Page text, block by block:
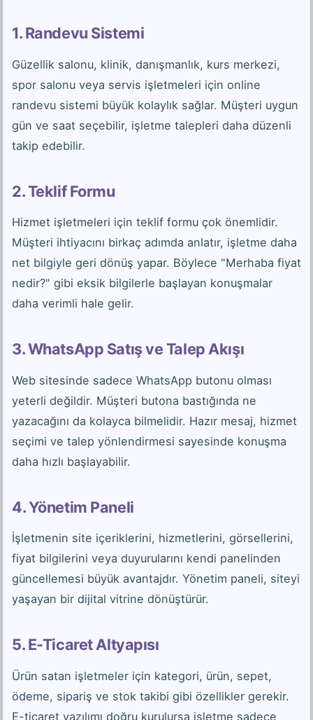
1. Randevu Sistemi
Güzellik salonu, klinik, danışmanlık, kurs merkezi,
spor salonu veya servis işletmeleri için online
randevu sistemi büyük kolaylık sağlar. Müşteri uygun
gün ve saat seçebilir, işletme talepleri daha düzenli
takip edebilir.
2. Teklif Formu
Hizmet işletmeleri için teklif formu çok önemlidir.
Müşteri ihtiyacını birkaç adımda anlatır, işletme daha
net bilgiyle geri dönüş yapar. Böylece "Merhaba fiyat
nedir?" gibi eksik bilgilerle başlayan konuşmalar
daha verimli hale gelir.
3. WhatsApp Satış ve Talep Akışı
Web sitesinde sadece WhatsApp butonu olması
yeterli değildir. Müşteri butona bastığında ne
yazacağını da kolayca bilmelidir. Hazır mesaj, hizmet
seçimi ve talep yönlendirmesi sayesinde konuşma
daha hızlı başlayabilir.
4. Yönetim Paneli
İşletmenin site içeriklerini, hizmetlerini, görsellerini,
fiyat bilgilerini veya duyurularını kendi panelinden
güncellemesi büyük avantajdır. Yönetim paneli, siteyi
yaşayan bir dijital vitrine dönüştürür.
5. E-Ticaret Altyapısı
Ürün satan işletmeler için kategori, ürün, sepet,
ödeme, sipariş ve stok takibi gibi özellikler gerekir.
E-ticaret yazılımı doğru kurulursa işletme sadece